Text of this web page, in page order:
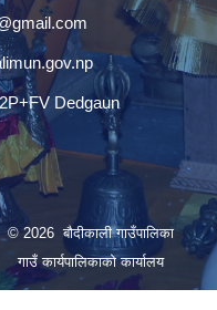
Dedgaun
© 2026 बौदीकाली गाउँपालिका
गाउँ कार्यपालिकाको कार्यालय